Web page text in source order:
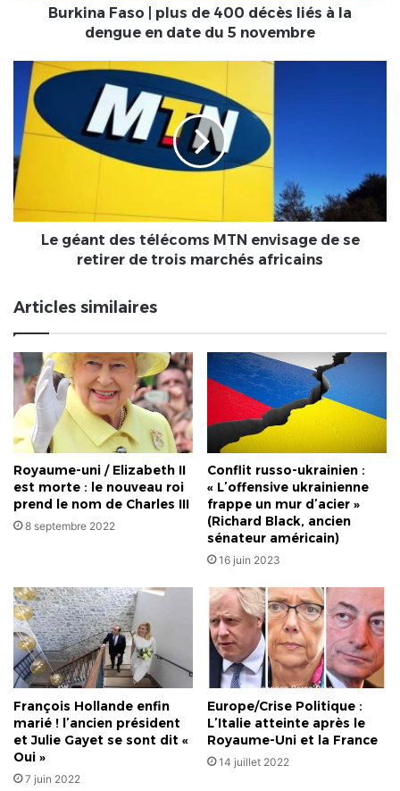
date
novembre
Burkina Faso | plus de 400 décès liés à la
dengue en date du 5 novembre
géant
des
télécoms
MTN
envisage
de
se
retirer
Le géant des télécoms MTN envisage de se
retirer de trois marchés africains
Articles similaires
Royaume-uni / Elizabeth II
est morte : le nouveau roi
prend le nom de Charles III
8 septembre 2022
Conflit russo-ukrainien :
« L’offensive ukrainienne
frappe un mur d’acier »
(Richard Black, ancien
sénateur américain)
16 juin 2023
François Hollande enfin
marié ! l’ancien président
et Julie Gayet se sont dit «
Oui »
7 juin 2022
Europe/Crise Politique :
L’Italie atteinte après le
Royaume-Uni et la France
14 juillet 2022